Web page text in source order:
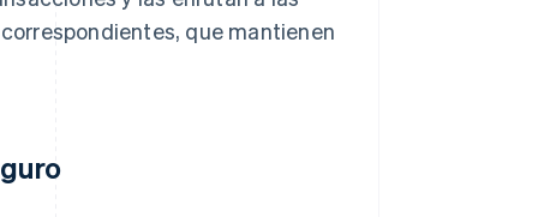
que mantienen